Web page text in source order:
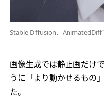
Stable Diffusion、AnimatedDiff
画像生成では静止画だけ
うに「より動かせるもの
た。